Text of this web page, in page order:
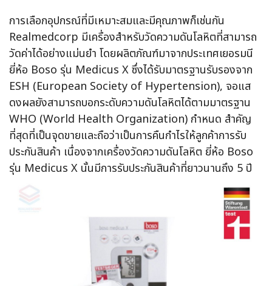
การเลือกอุปกรณ์ที่มีเหมาะสมและมีคุณภาพก็เช่นกัน
Realmedcorp มีเครื่องสำหรับวัดความดันโลหิตที่สามารถ
วัดค่าได้อย่างแม่นยำ โดยผลิตภัณฑ์มาจากประเทศเยอรมนี
ยี่ห้อ Boso รุ่น Medicus X ซึ่งได้รับมาตรฐานรับรองจาก
ESH (European Society of Hypertension), จอแส
ดงผลยังสามารถบอกระดับความดันโลหิตได้ตามมาตรฐาน
WHO (World Health Organization) กำหนด สำคัญ
ที่สุดที่เป็นจุดขายและถือว่าเป็นการคืนกำไรให้ลูกค้าการรับ
ประกันสินค้า เนื่องจากเครื่องวัดความดันโลหิต ยี่ห้อ Boso
รุ่น Medicus X นั้นมีการรับประกันสินค้าที่ยาวนานถึง 5 ปี